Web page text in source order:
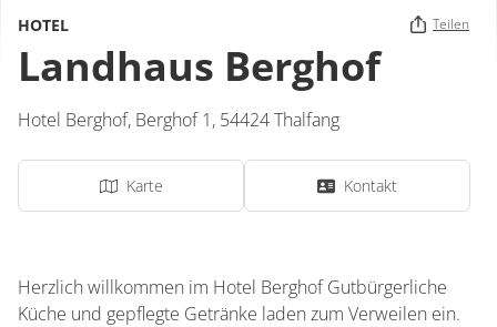
HOTEL Teilen
Landhaus Berghof
Hotel Berghof, Berghof 1, 54424Thalfang
Karte Kontakt
Herzlich willkommen im Hotel Berghof Gutbürgerliche
Küche und gepflegte Getränke laden zum Verweilen ein.